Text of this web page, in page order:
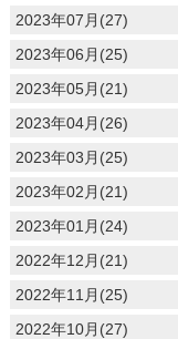
2023年07月(27)
2023年06月(25)
2023年05月(21)
2023年04月(26)
2023年03月(25)
2023年02月(21)
2023年01月(24)
2022年12月(21)
2022年11月(25)
2022年10月(27)